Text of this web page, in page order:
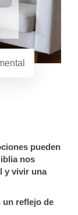
pueden
nos
y vivir una
un reflejo de